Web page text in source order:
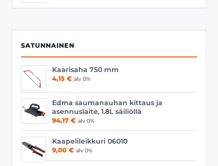
-
SATUNNAINEN
Kaarisaha 750 mm
4,15 € alv 0%
Edma saumanauhan kittaus ja
asennuslaite, 1.8L säiliöllä
94,17 € alv 0%
Kaapelileikkuri 06010
9,00 € alv 0%